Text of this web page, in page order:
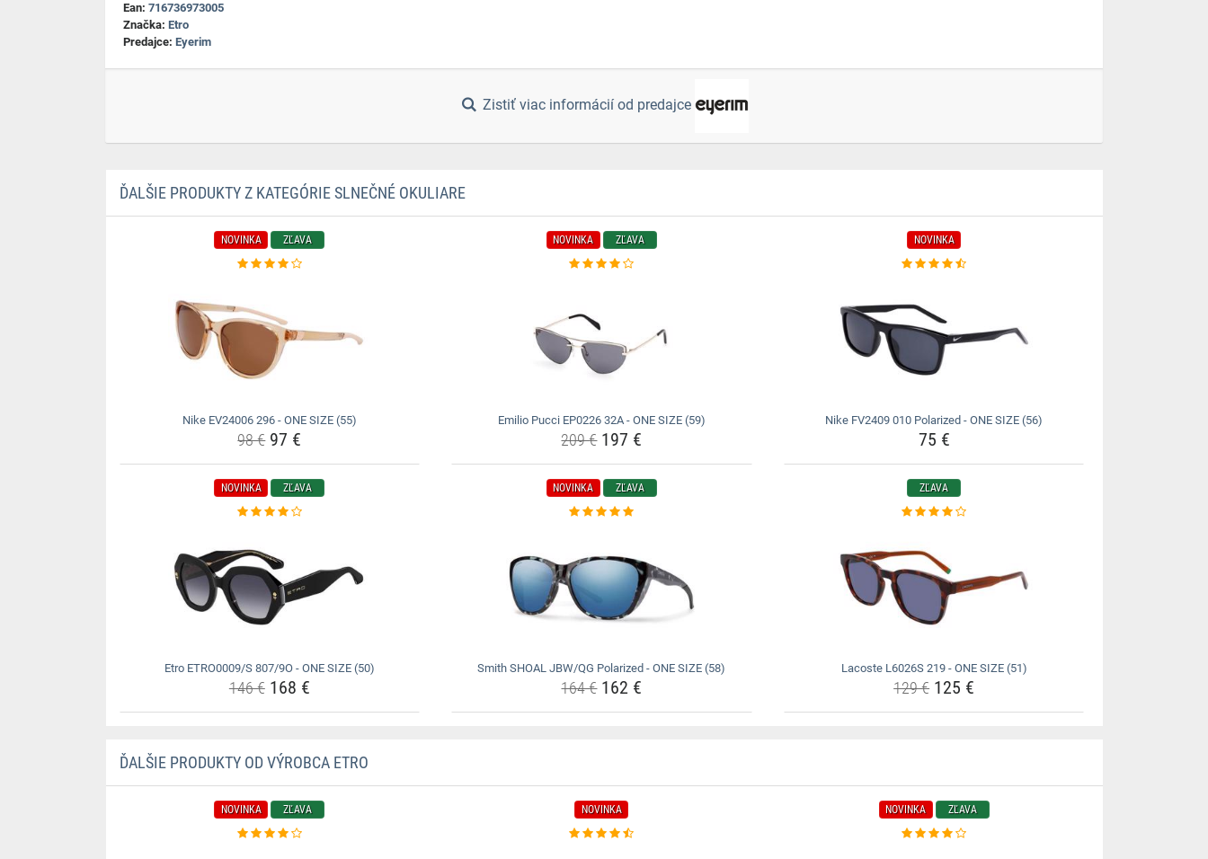
Ean: 716736973005
Značka: Etro
Predajce: Eyerim
Zistiť viac informácií od predajce
ĎALŠIE PRODUKTY Z KATEGÓRIE SLNEČNÉ OKULIARE
NOVINKA ZĽAVA
Nike EV24006 296 - ONE SIZE (55)
98 €97 €
NOVINKA ZĽAVA
Emilio Pucci EP0226 32A - ONE SIZE (59)
209 €197 €
NOVINKA
Nike FV2409 010 Polarized - ONE SIZE (56)
75 €
NOVINKA ZĽAVA
Etro ETRO0009/S 807/9O - ONE SIZE (50)
146 €168 €
NOVINKA ZĽAVA
Smith SHOAL JBW/QG Polarized - ONE SIZE (58)
164 €162 €
ZĽAVA
Lacoste L6026S 219 - ONE SIZE (51)
129 € 125 €
ĎALŠIE PRODUKTY OD VÝROBCA ETRO
NOVINKA ZĽAVA NOVINKA NOVINKA ZĽAVA